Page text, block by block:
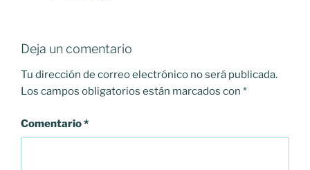
Deja un comentario
Tu dirección de correo electrónico no será publicada.
Los campos obligatorios están marcados con *
Comentario*